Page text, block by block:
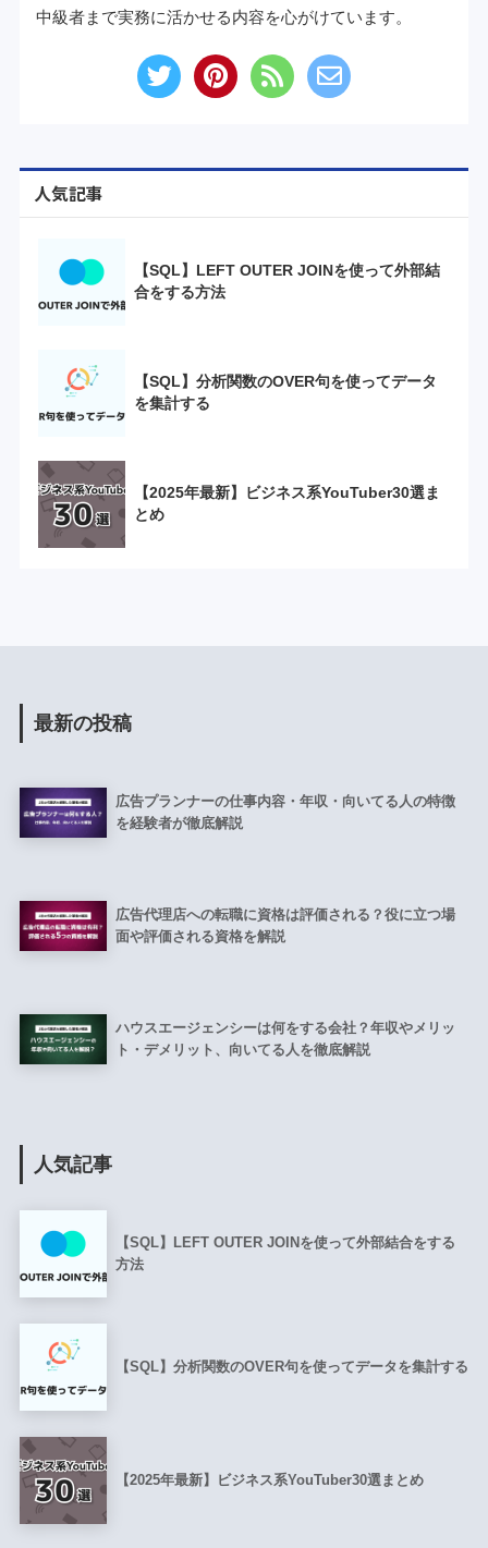
中級者まで実務に活かせる内容を心がけています。
人気記事
【SQL】LEFT OUTER JOINを使って外部結
合をする方法
【SQL】分析関数のOVER句を使ってデータ
を集計する
【2025年最新】ビジネス系YouTuber30選ま
とめ
最新の投稿
広告プランナーの仕事内容・年収・向いてる人の特徴
を経験者が徹底解説
広告代理店への転職に資格は評価される？役に立つ場
面や評価される資格を解説
ハウスエージェンシーは何をする会社？年収やメリッ
ト・デメリット、向いてる人を徹底解説
人気記事
【SQL】LEFT OUTER JOINを使って外部結合をする
方法
【SQL】分析関数のOVER句を使ってデータを集計する
【2025年最新】ビジネス系YouTuber30選まとめ